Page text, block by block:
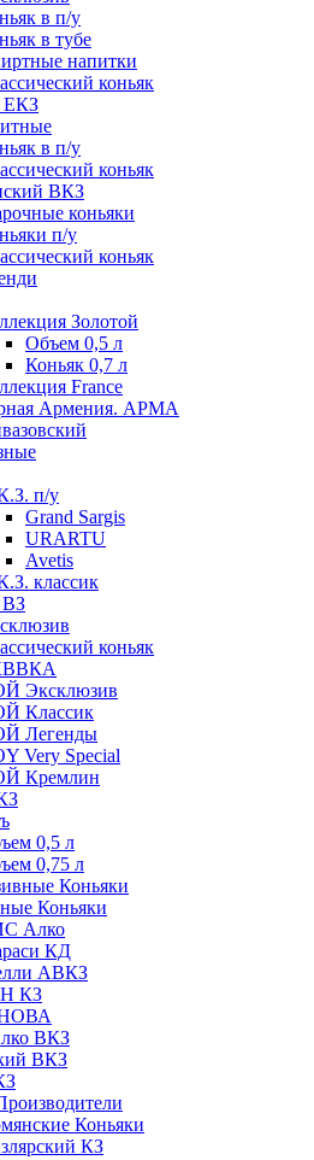
в п/у
в тубе
напитки
коньяк
ЕКЗ
в п/у
коньяк
ВКЗ
коньяки
п/у
коньяк
Золотой
Объем 0,5 л
Коньяк 0,7 л
France
Армения. АРМА
п/у
Grand Sargis
URARTU
Avetis
классик
ВЗ
коньяк
Эксклюзив
Классик
Легенды
Very Speсial
Кремлин
0,5 л
0,75 л
Коньяки
Коньяки
Алко
КД
АВКЗ
КЗ
ВКЗ
ВКЗ
Коньяки
КЗ